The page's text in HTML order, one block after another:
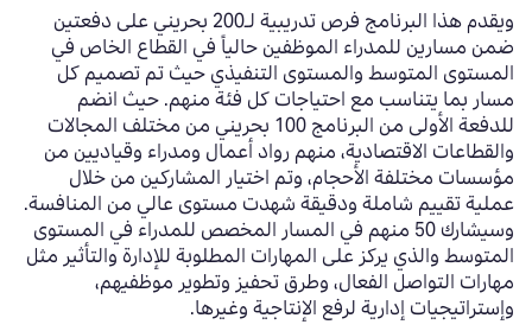
ويقدم هذا البرنامج فرص تدريبية لـ200بحرينيعلى دفعتين
ضمن مسارين للمدراء الموظفين حالياً في القطاع الخاص في
المستوى المتوسط والمستوى التنفيذي حيث تم تصميم كل
مسار بما يتناسب مع احتياجات كل فئة منهم. حيث انضم
للدفعة الأولى من البرنامج100بحريني من مختلف المجالات
والقطاعات الاقتصادية، منهم رواد أعمال ومدراء وقياديين من
مؤسسات مختلفة الأحجام، وتم اختيار المشاركينمن خلال
عملية تقييم شاملة ودقيقة شهدت مستوى عالي من المنافسة.
وسيشارك50منهم في المسار المخصص للمدراء في المستوى
المتوسط والذي يركز على المهارات المطلوبة للإدارة والتأثير مثل
مهارات التواصل الفعال، وطرق تحفيز وتطوير موظفيهم،
وإستراتيجيات إدارية لرفع الإنتاجية وغيرها.